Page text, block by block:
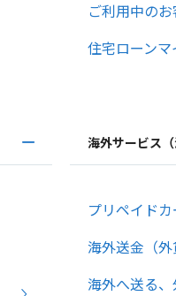
ご利用中の
住宅ローンマ
海外サービス
プリペイド
海外送金（外
海外へ送る